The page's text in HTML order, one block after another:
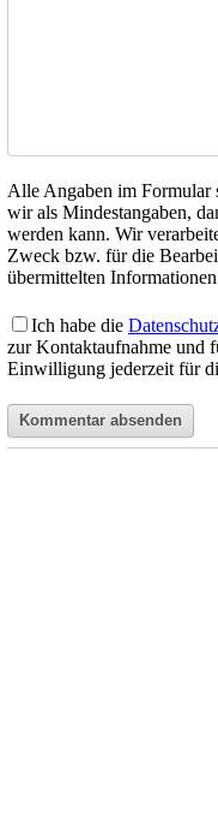
Alle Angaben im Formular
wir als Mindestangaben,
werden kann. Wir
Zweck bzw. für die
übermittelten
Ich habe die
zur Kontaktaufnahme und
Einwilligung jederzeit für